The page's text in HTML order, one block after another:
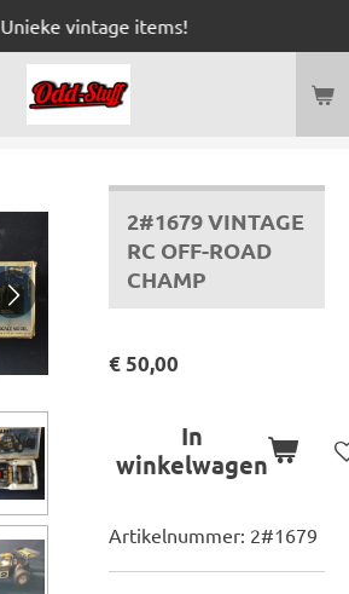
Unieke vintage items!
2#1679 VINTAGE
RC OFF-ROAD
CHAMP
€ 50,00
In
winkelwagen
Artikelnummer: 2#1679